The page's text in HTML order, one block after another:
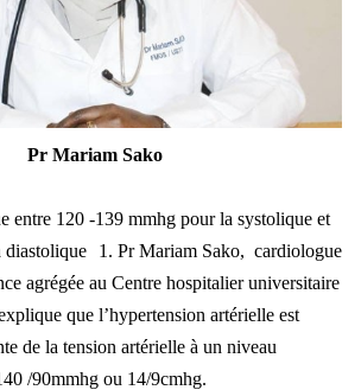
Pr Mariam Sako
entre 120 -139 mmhg pour la systolique et
diastolique
1. Pr Mariam Sako, cardiologue
agrégée au Centre hospitalier universitaire
que l’hypertension artérielle est
de la tension artérielle à un niveau
/90mmhg ou 14/9cmhg.